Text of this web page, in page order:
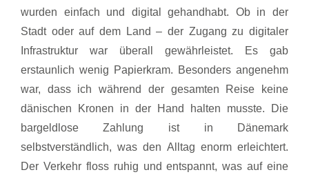
wurden einfach und digital gehandhabt. Ob in der
Stadt oder auf dem Land – der Zugang zu digitaler
Infrastruktur war überall gewährleistet. Es gab
erstaunlich wenig Papierkram. Besonders angenehm
war, dass ich während der gesamten Reise keine
dänischen Kronen in der Hand halten musste. Die
bargeldlose Zahlung ist in Dänemark
selbstverständlich, was den Alltag enorm erleichtert.
Der Verkehr floss ruhig und entspannt, was auf eine